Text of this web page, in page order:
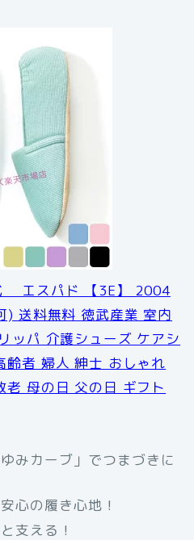
エスパド 【3E】 2004
) 送料無料 徳武産業 室内
ッパ 介護シューズ ケアシ
齢者 婦人 紳士 おしゃれ
老 母の日 父の日 ギフト
みカーブ」でつまづきに
心の履き心地！
支える！